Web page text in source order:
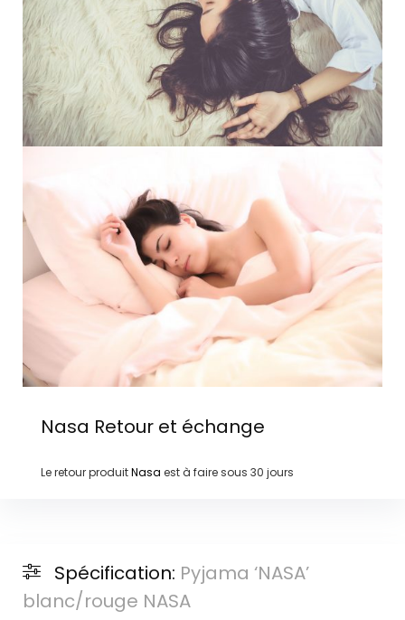
Nasa Retour et échange
Le retour produitNasa est à faire sous 30 jours
Spécification: Pyjama ‘NASA’
blanc/rouge NASA